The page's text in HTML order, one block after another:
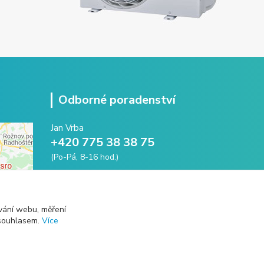
Odborné poradenství
Jan Vrba
+420 775 38 38 75
(Po-Pá, 8-16 hod.)
webu, měření
Více